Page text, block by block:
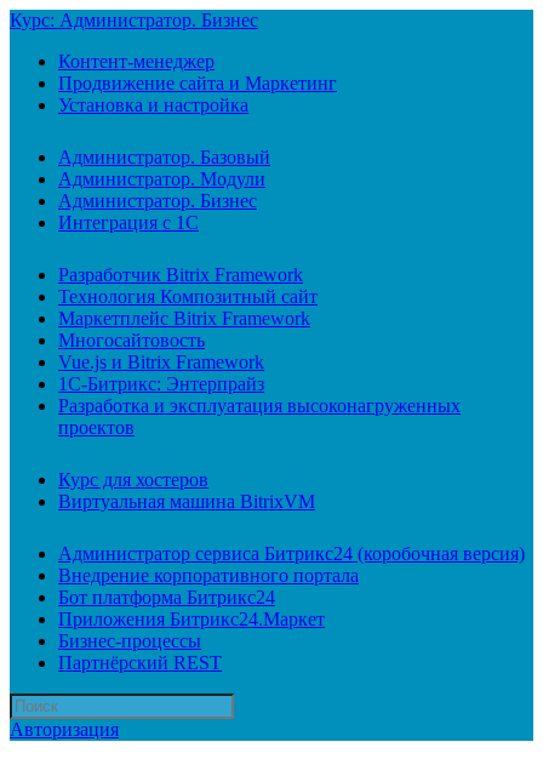
Курс: Администратор. Бизнес
Контент-менеджер
Продвижение сайта и Маркетинг
Установка и настройка
Администратор. Базовый
Администратор. Модули
Администратор. Бизнес
Интеграция с 1С
Разработчик Bitrix Framework
Технология Композитный сайт
Маркетплейс Bitrix Framework
Многосайтовость
Vue.js и Bitrix Framework
1С-Битрикс: Энтерпрайз
Разработка и эксплуатация высоконагруженных
проектов
Курс для хостеров
Виртуальная машина BitrixVM
Администратор сервиса Битрикс24 (коробочная версия)
Внедрение корпоративного портала
Бот платформа Битрикс24
Приложения Битрикс24.Маркет
Бизнес-процессы
Партнёрский REST
Авторизация